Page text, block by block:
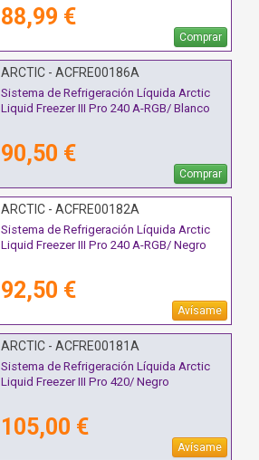
88,99 €
Comprar
ARCTIC - ACFRE00186A
Sistema de Refrigeración Líquida Arctic
Liquid Freezer III Pro 240 A-RGB/ Blanco
90,50 €
Comprar
ARCTIC - ACFRE00182A
Sistema de Refrigeración Líquida Arctic
Liquid Freezer III Pro 240 A-RGB/ Negro
92,50 €
Avísame
ARCTIC - ACFRE00181A
Sistema de Refrigeración Líquida Arctic
Liquid Freezer III Pro 420/ Negro
105,00 €
Avísame